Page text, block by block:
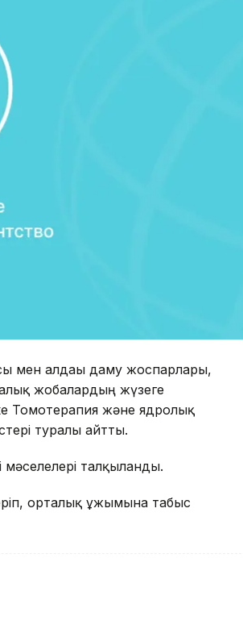
мен алдағы даму жоспарлары,
жобалардың жүзеге
Томотерапия және ядролық
туралы айтты.
талқыланды.
орталық ұжымына табыс